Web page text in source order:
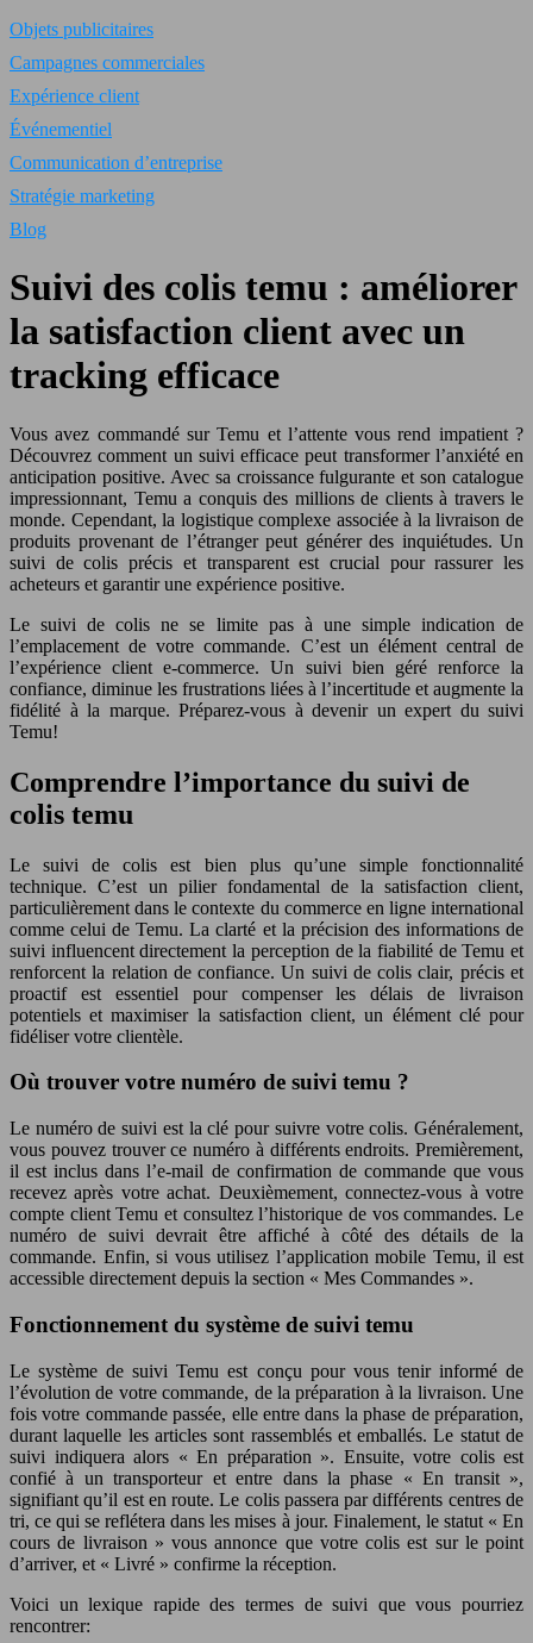
Objets publicitaires
Campagnes commerciales
Expérience client
Événementiel
Communication d’entreprise
Stratégie marketing
Blog
Suivi des colis temu : améliorer
la satisfaction client avec un
tracking efficace
Vous avez commandé sur Temu et l’attente vous rend impatient ?
Découvrez comment un suivi efficace peut transformer l’anxiété en
anticipation positive. Avec sa croissance fulgurante et son catalogue
impressionnant, Temu a conquis des millions de clients à travers le
monde. Cependant, la logistique complexe associée à la livraison de
produits provenant de l’étranger peut générer des inquiétudes. Un
suivi de colis précis et transparent est crucial pour rassurer les
acheteurs et garantir une expérience positive.
Le suivi de colis ne se limite pas à une simple indication de
l’emplacement de votre commande. C’est un élément central de
l’expérience client e-commerce. Un suivi bien géré renforce la
confiance, diminue les frustrations liées à l’incertitude et augmente la
fidélité à la marque. Préparez-vous à devenir un expert du suivi
Temu!
Comprendre l’importance du suivi de
colis temu
Le suivi de colis est bien plus qu’une simple fonctionnalité
technique. C’est un pilier fondamental de la satisfaction client,
particulièrement dans le contexte du commerce en ligne international
comme celui de Temu. La clarté et la précision des informations de
suivi influencent directement la perception de la fiabilité de Temu et
renforcent la relation de confiance. Un suivi de colis clair, précis et
proactif est essentiel pour compenser les délais de livraison
potentiels et maximiser la satisfaction client, un élément clé pour
fidéliser votre clientèle.
Où trouver votre numéro de suivi temu ?
Le numéro de suivi est la clé pour suivre votre colis. Généralement,
vous pouvez trouver ce numéro à différents endroits. Premièrement,
il est inclus dans l’e-mail de confirmation de commande que vous
recevez après votre achat. Deuxièmement, connectez-vous à votre
compte client Temu et consultez l’historique de vos commandes. Le
numéro de suivi devrait être affiché à côté des détails de la
commande. Enfin, si vous utilisez l’application mobile Temu, il est
accessible directement depuis la section « Mes Commandes ».
Fonctionnement du système de suivi temu
Le système de suivi Temu est conçu pour vous tenir informé de
l’évolution de votre commande, de la préparation à la livraison. Une
fois votre commande passée, elle entre dans la phase de préparation,
durant laquelle les articles sont rassemblés et emballés. Le statut de
suivi indiquera alors « En préparation ». Ensuite, votre colis est
confié à un transporteur et entre dans la phase « En transit »,
signifiant qu’il est en route. Le colis passera par différents centres de
tri, ce qui se reflétera dans les mises à jour. Finalement, le statut « En
cours de livraison » vous annonce que votre colis est sur le point
d’arriver, et « Livré » confirme la réception.
Voici un lexique rapide des termes de suivi que vous pourriez
rencontrer: